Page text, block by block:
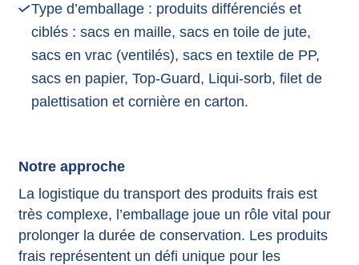
Type d’emballage : produits différenciés et
ciblés : sacs en maille, sacs en toile de jute,
sacs en vrac (ventilés), sacs en textile de PP,
sacs en papier, Top-Guard, Liqui-sorb, filet de
palettisation et cornière en carton.
Notre approche
La logistique du transport des produits frais est
très complexe, l’emballage joue un rôle vital pour
prolonger la durée de conservation. Les produits
frais représentent un défi unique pour les